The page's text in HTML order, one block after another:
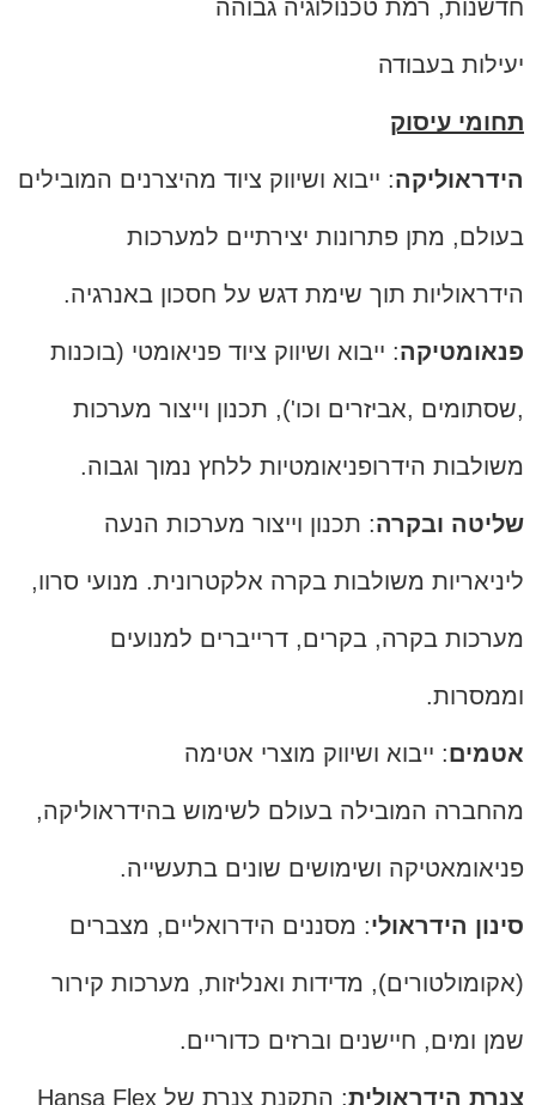
חדשנות, רמת טכנולוגיה גבוהה
יעילות בעבודה
תחומי עיסוק
הידראוליקה: ייבוא ושיווק ציוד מהיצרנים המובילים
בעולם, מתן פתרונות יצירתיים למערכות
הידראוליות תוך שימת דגש על חסכון באנרגיה.
פנאומטיקה: ייבוא ושיווק ציוד פניאומטי (בוכנות
,שסתומים ,אביזרים וכו'), תכנון וייצור מערכות
משולבות הידרופניאומטיות ללחץ נמוך וגבוה.
שליטה ובקרה: תכנון וייצור מערכות הנעה
ליניאריות משולבות בקרה אלקטרונית. מנועי סרוו,
מערכות בקרה, בקרים, דרייברים למנועים
וממסרות.
אטמים: ייבוא ושיווק מוצרי אטימה
מהחברה המובילה בעולם לשימוש בהידראוליקה,
פניאומאטיקה ושימושים שונים בתעשייה.
סינון הידראולי: מסננים הידרואליים, מצברים
(אקומולטורים), מדידות ואנליזות, מערכות קירור
שמן ומים, חיישנים וברזים כדוריים.
צנרת הידראולית : התקנת צנרת של Hansa Flex